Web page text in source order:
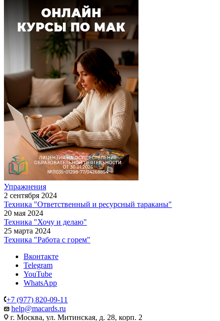
Упражнения
2 сентября 2024
Техника "Ответственный и ресурсный тараканы"
20 мая 2024
Техника "Хочу и делаю"
25 марта 2024
Техника "Работа с горем"
Вконтакте
Telegram
YouTube
WhatsApp
+7 (977) 820-09-11
help@macards.ru
г. Москва, ул. Митинская, д. 28, корп. 2